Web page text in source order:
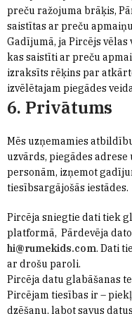
preču ražojuma brāķis,
saistītas ar preču
Gadījumā, ja Pircējs
kas saistīti ar preču
izraksīts rēķins par
izvēlētajam piegādes
6. Privātums
Mēs uzņemamies
uzvārds, piegādes
personām, izņemot
tiesībsargājošās iestādes.
Pircēja sniegtie dati tiek
platformā, Pārdevēja
hi@rumekids.com. Dati
ar drošu paroli.
Pircēja datu glabāšanas
Pircējam tiesības ir –
dzēšanu, labot savus